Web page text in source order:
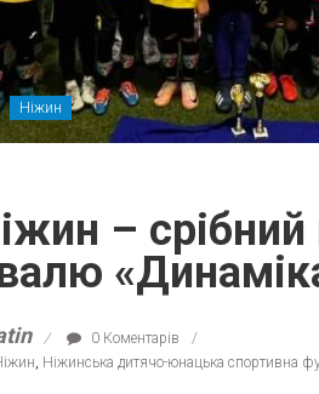
Ніжин
– срібний
0 Коментарів
Ніжинська дитячо-юнацька спортивна